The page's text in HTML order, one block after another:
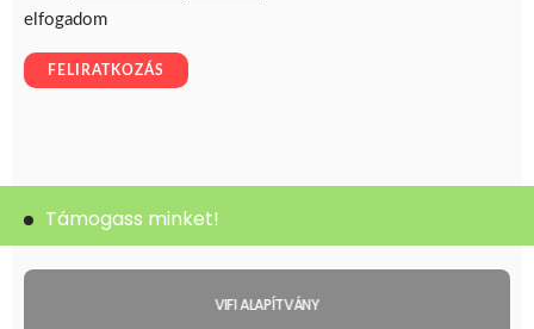
Támogass minket!
VIFI ALAPÍTVÁNY